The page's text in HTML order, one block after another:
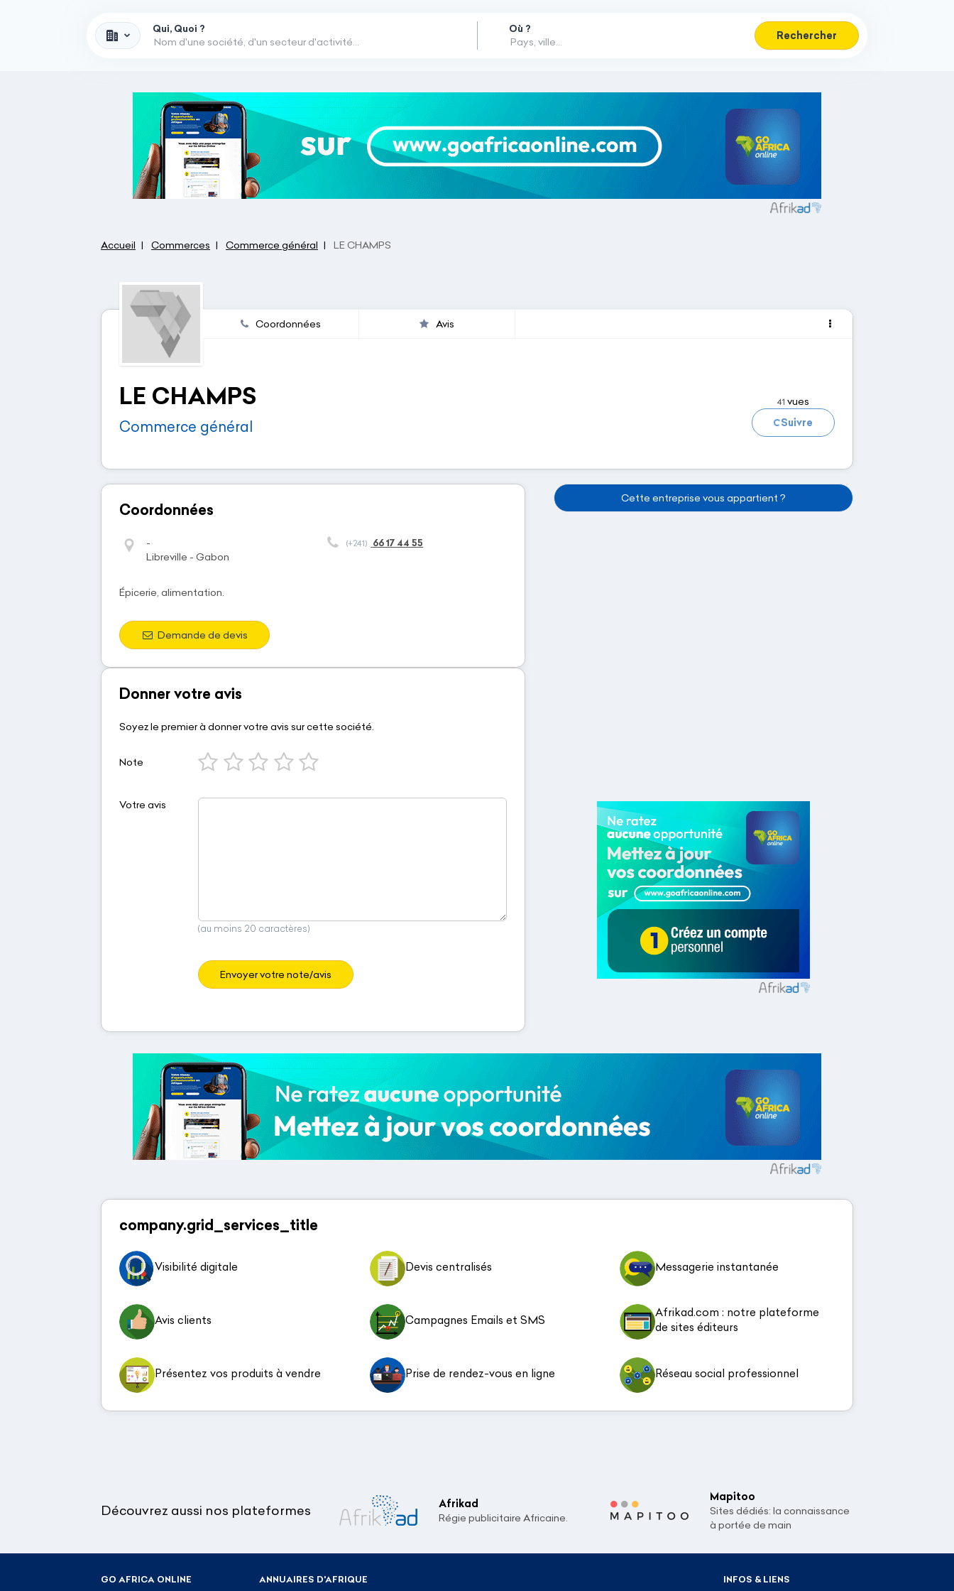
Qui, Quoi ? Où ?
Rechercher
Accueil Commerces Commerce général LE CHAMPS
Coordonnées Avis
LE CHAMPS
Commerce général
41 vues
Chargement...
Suivre
Coordonnées
-
Libreville - Gabon
(+241) 66 17 44 55
Épicerie, alimentation.
Demande de devis
Donner votre avis
Soyez le premier à donner votre avis sur cette société.
Note
Votre avis
(au moins 20 caractères)
Envoyer votre note/avis
Cette entreprise vous appartient ?
company.grid_services_title
Visibilité digitale Devis centralisés Messagerie instantanée
Avis clients Campagnes Emails et SMS
Afrikad.com : notre plateforme
de sites éditeurs
Présentez vos produits à vendre Prise de rendez-vous en ligne Réseau social professionnel
Découvrez aussi nos plateformes
Afrikad
Régie publicitaire Africaine.
Mapitoo
Sites dédiés: la connaissance
à portée de main
ANNUAIRES D'AFRIQUE
GO AFRICA ONLINE INFOS & LIENS